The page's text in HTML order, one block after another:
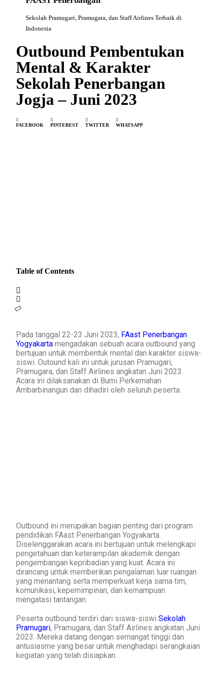
Sekolah Pramugari, Pramugara, dan Staff Airlines Terbaik di
Indonesia
Outbound Pembentukan
Mental & Karakter
Sekolah Penerbangan
Jogja – Juni 2023
FACEBOOK PINTEREST TWITTER WHATSAPP
Table of Contents
Pada tanggal 22-23 Juni 2023, FAast Penerbangan
Yogyakarta mengadakan sebuah acara outbound yang
bertujuan untuk membentuk mental dan karakter siswa-
siswi. Outound kali ini untuk jurusan Pramugari,
Pramugara, dan Staff Airlines angkatan Juni 2023.
Acara ini dilaksanakan di Bumi Perkemahan
Ambarbinangun dan dihadiri oleh seluruh peserta.
Outbound ini merupakan bagian penting dari program
pendidikan FAast Penerbangan Yogyakarta.
Diselenggarakan acara ini bertujuan untuk melengkapi
pengetahuan dan keterampilan akademik dengan
pengembangan kepribadian yang kuat. Acara ini
dirancang untuk memberikan pengalaman luar ruangan
yang menantang serta memperkuat kerja sama tim,
komunikasi, kepemimpinan, dan kemampuan
mengatasi tantangan.
Peserta outbound terdiri dari siswa-siswi Sekolah
Pramugari, Pramugara, dan Staff Airlines angkatan Juni
2023. Mereka datang dengan semangat tinggi dan
antusiasme yang besar untuk menghadapi serangkaian
kegiatan yang telah disiapkan.